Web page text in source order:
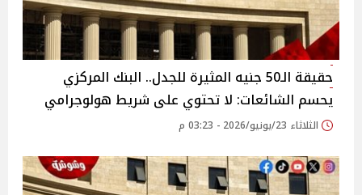
حقيقة الـ50 جنيه المثيرة للجدل.. البنك المركزي
يحسم الشائعات: لا تحتوي على شريط هولوجرامي
الثلاثاء 23/يونيو/2026 - 03:23 م